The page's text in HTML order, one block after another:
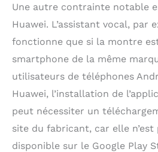
Une autre contrainte notable
Huawei. L’assistant vocal, par
fonctionne que si la montre
smartphone de la même
utilisateurs de téléphones
Huawei, l’installation de
peut nécessiter un
site du fabricant, car elle
disponible sur le Google Play